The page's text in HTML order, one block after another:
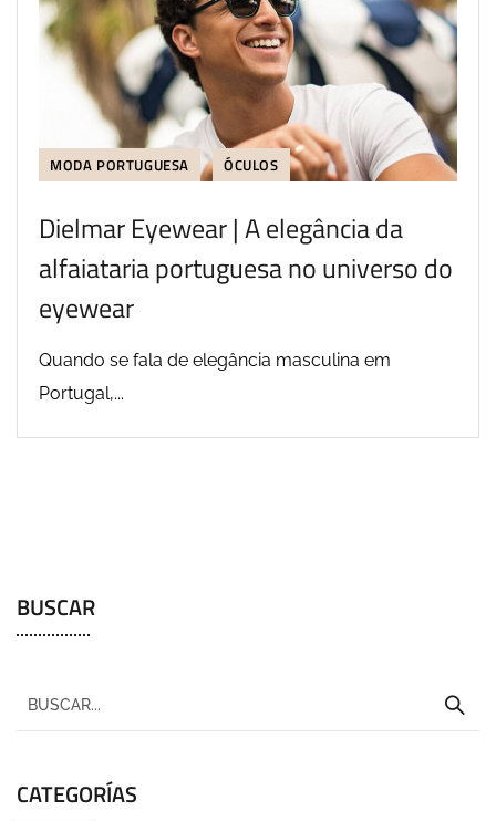
MODA PORTUGUESA ÓCULOS
Dielmar Eyewear | A elegância da
alfaiataria portuguesa no universo do
eyewear
Quando se fala de elegância masculina em
Portugal,...
BUSCAR
CATEGORÍAS